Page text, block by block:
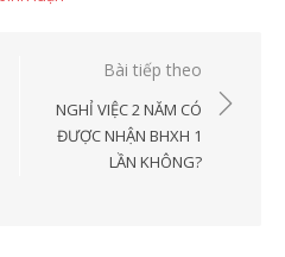
Bài tiếp theo
NGHỈ VIỆC 2 NĂM CÓ
ĐƯỢC NHẬN BHXH 1
LẦN KHÔNG?